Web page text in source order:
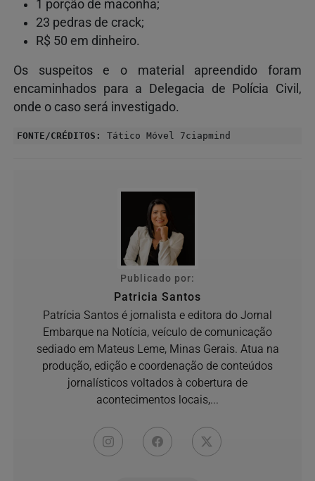
1 porção de maconha;
23 pedras de crack;
R$ 50 em dinheiro.
Os suspeitos e o material apreendido foram
encaminhados para a Delegacia de Polícia Civil,
onde o caso será investigado.
FONTE/CRÉDITOS: Tático Móvel 7ciapmind
Publicado por:
Patricia Santos
Patrícia Santos é jornalista e editora do Jornal
Embarque na Notícia, veículo de comunicação
sediado em Mateus Leme, Minas Gerais. Atua na
produção, edição e coordenação de conteúdos
jornalísticos voltados à cobertura de
acontecimentos locais,...